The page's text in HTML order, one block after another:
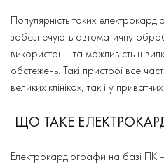
Популярність таких
забезпечують автоматичну
використанні та можливість
обстежень. Такі пристрої все
великих клініках, так і у
ЩО ТАКЕ
Електрокардіографи на базі ПК